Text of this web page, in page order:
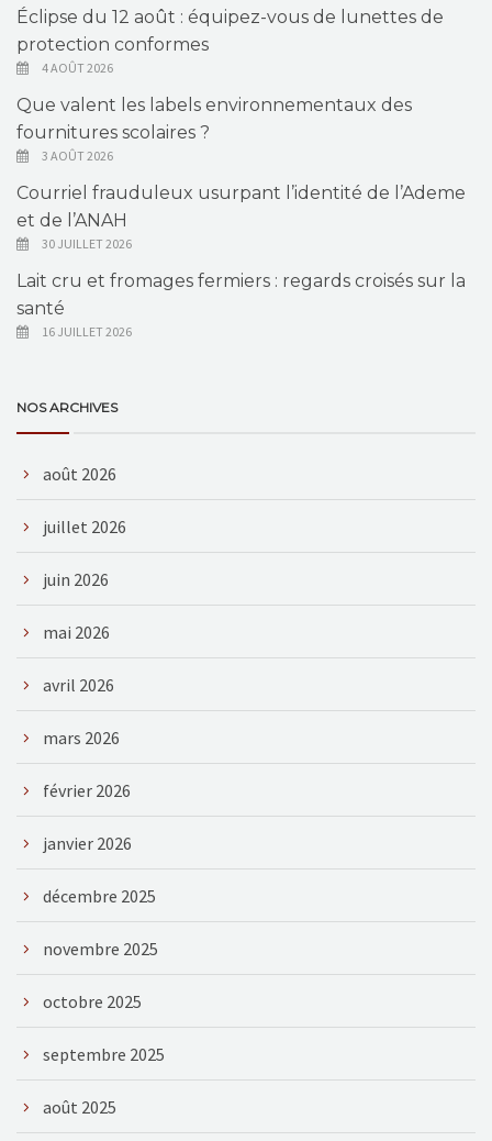
Éclipse du 12 août : équipez-vous de lunettes de
protection conformes
4 AOÛT 2026
Que valent les labels environnementaux des
fournitures scolaires ?
3 AOÛT 2026
Courriel frauduleux usurpant l’identité de l’Ademe
et de l’ANAH
30 JUILLET 2026
Lait cru et fromages fermiers : regards croisés sur la
santé
16 JUILLET 2026
NOS ARCHIVES
août 2026
juillet 2026
juin 2026
mai 2026
avril 2026
mars 2026
février 2026
janvier 2026
décembre 2025
novembre 2025
octobre 2025
septembre 2025
août 2025